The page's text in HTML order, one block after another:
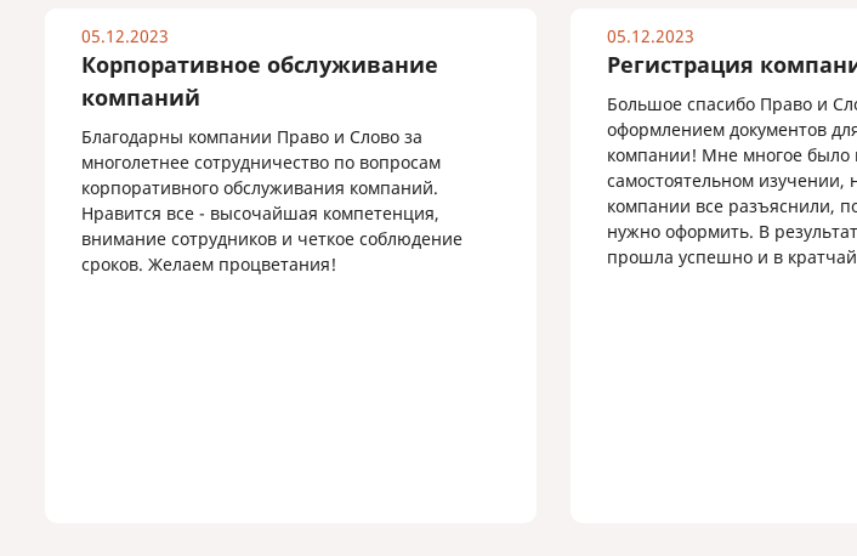
05.12.2023
Корпоративное обслуживание
компаний
Благодарны компании Право и Слово за
многолетнее сотрудничество по вопросам
корпоративного обслуживания компаний.
Нравится все - высочайшая компетенция,
внимание сотрудников и четкое соблюдение
сроков. Желаем процветания!
05.12.2023
Регистрация
Большое спасибо Право и
оформлением документов
компании! Мне многое было
самостоятельном изучении,
компании все разъяснили,
нужно оформить. В
прошла успешно и в